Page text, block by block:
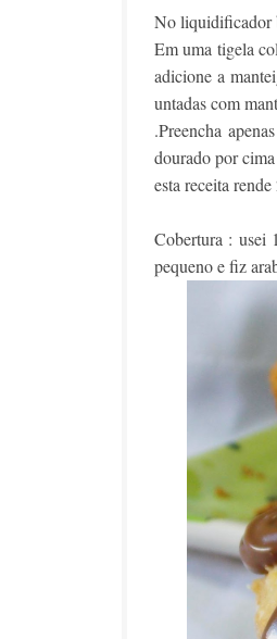
No liquidificador
Em uma tigela
adicione a
untadas com
.Preencha
dourado por
esta receita
Cobertura : usei
pequeno e fiz